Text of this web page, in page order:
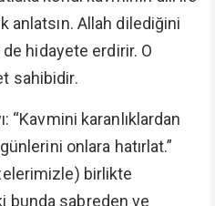
anlatsın. Allah dilediğini
de hidayete erdirir. O
sahibidir.
“Kavmini karanlıklardan
günlerini onlara hatırlat.”
birlikte
bunda sabreden ve